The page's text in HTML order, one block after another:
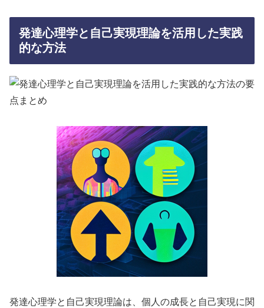
発達心理学と自己実現理論を活用した実践
的な方法
発達心理学と自己実現理論は、個人の成長と自己実現に関